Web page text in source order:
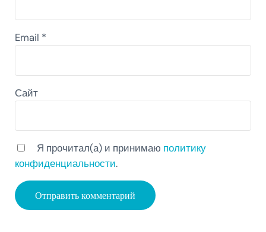
Email *
Сайт
Я прочитал(а) и принимаю политику
конфиденциальности.